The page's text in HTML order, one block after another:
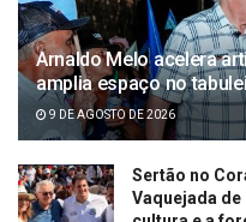
Arnaldo Melo acelera
amplia espaço no
9 DE AGOSTO DE 2026
Sertão no
Vaquejada